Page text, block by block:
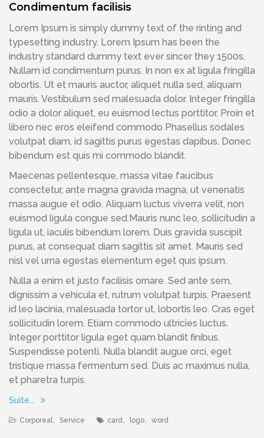
Condimentum facilisis
Lorem Ipsum is simply dummy text of the rinting and
typesetting industry. Lorem Ipsum has been the
industry standard dummy text ever sincer they 1500s.
Nullam id condimentum purus. In non ex at ligula fringilla
obortis. Ut et mauris auctor, aliquet nulla sed, aliquam
mauris. Vestibulum sed malesuada dolor. Integer fringilla
odio a dolor aliquet, eu euismod lectus porttitor. Proin et
libero nec eros eleifend commodo Phasellus sodales
volutpat diam, id sagittis purus egestas dapibus. Donec
bibendum est quis mi commodo blandit.
Maecenas pellentesque, massa vitae faucibus
consectetur, ante magna gravida magna, ut venenatis
massa augue et odio. Aliquam luctus viverra velit, non
euismod ligula congue sed.Mauris nunc leo, sollicitudin a
ligula ut, iaculis bibendum lorem. Duis gravida suscipit
purus, at consequat diam sagittis sit amet. Mauris sed
nisl vel urna egestas elementum eget quis ipsum.
Nulla a enim et justo facilisis ornare. Sed ante sem,
dignissim a vehicula et, rutrum volutpat turpis. Praesent
id leo lacinia, malesuada tortor ut, lobortis leo. Cras eget
sollicitudin lorem. Etiam commodo ultricies luctus.
Integer porttitor ligula eget quam blandit finibus.
Suspendisse potenti. Nulla blandit augue orci, eget
tristique massa fermentum sed. Duis ac maximus nulla,
et pharetra turpis.
Suite...
Corporeal, Service card, logo, word